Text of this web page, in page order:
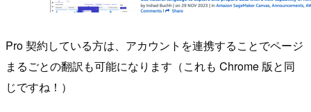
Pro 契約している方は、アカウントを連携することでページ
まるごとの翻訳も可能になります（これも Chrome 版と同
じですね！）